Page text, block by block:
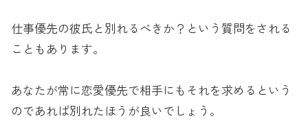
仕事優先の彼氏と別れるべきか？という質問をされる
こともあります。
あなたが常に恋愛優先で相手にもそれを求めるという
のであれば別れたほうが良いでしょう。